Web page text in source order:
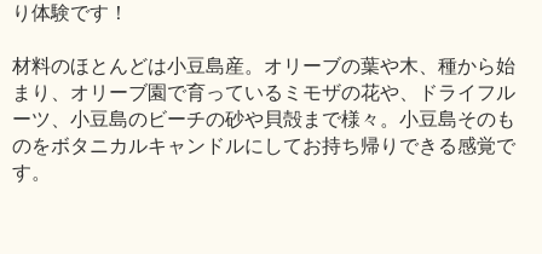
り体験です！
材料のほとんどは小豆島産。オリーブの葉や木、種から始
まり、オリーブ園で育っているミモザの花や、ドライフル
ーツ、小豆島のビーチの砂や貝殻まで様々。小豆島そのも
のをボタニカルキャンドルにしてお持ち帰りできる感覚で
す。